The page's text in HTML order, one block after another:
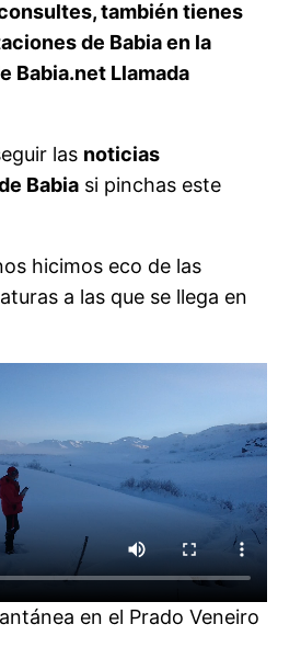
también tienes
de Babia en la
Babia.net Llamada
las noticias
Babia si pinchas este
hicimos eco de las
a las que se llega en
en el Prado Veneiro